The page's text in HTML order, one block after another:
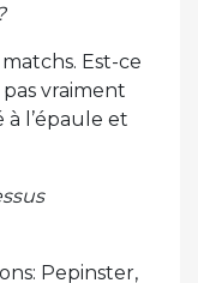
Est-ce
vraiment
à l’épaule et
Pepinster,